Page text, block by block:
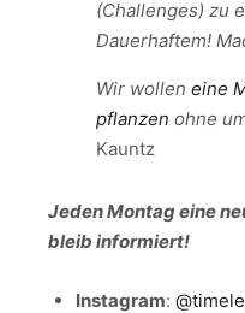
(Challenges) zu
Dauerhaftem!
Wir wollen eine
pflanzen ohne
Kauntz
Jeden Montag eine
bleib informiert!
Instagram: